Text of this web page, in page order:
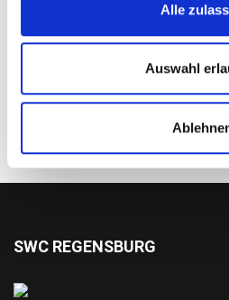
Alle
Auswahl
Hps Sport Shop
SWC REGENSBURG